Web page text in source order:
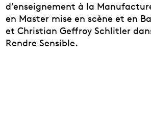
d’enseignement à la
en Master mise en scène et en
et Christian Geffroy Schlitler
Rendre Sensible.